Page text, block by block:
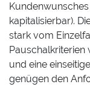
kapitalisierbar).
stark vom
Pauschalkriterien
und eine
genügen den